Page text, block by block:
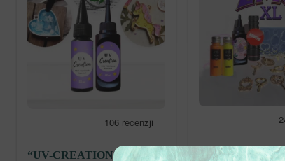
“UV-CREATION” – Żywica
“ZESTAW